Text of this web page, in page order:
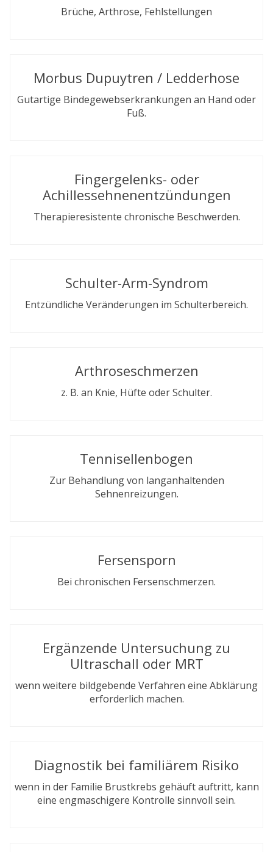
Brüche, Arthrose, Fehlstellungen
Morbus Dupuytren / Ledderhose
Gutartige Bindegewebserkrankungen an Hand oder
Fuß.
Fingergelenks- oder
Achillessehnenentzündungen
Therapieresistente chronische Beschwerden.
Schulter-Arm-Syndrom
Entzündliche Veränderungen im Schulterbereich.
Arthroseschmerzen
z. B. an Knie, Hüfte oder Schulter.
Tennisellenbogen
Zur Behandlung von langanhaltenden
Sehnenreizungen.
Fersensporn
Bei chronischen Fersenschmerzen.
Ergänzende Untersuchung zu
Ultraschall oder MRT
wenn weitere bildgebende Verfahren eine Abklärung
erforderlich machen.
Diagnostik bei familiärem Risiko
wenn in der Familie Brustkrebs gehäuft auftritt, kann
eine engmaschigere Kontrolle sinnvoll sein.